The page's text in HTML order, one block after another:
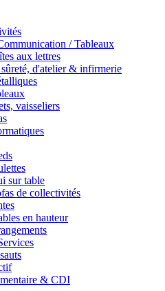
/ Tableaux
aux lettres
d'atelier & infirmerie
vaisseliers
sur table
de collectivités
en hauteur
& CDI